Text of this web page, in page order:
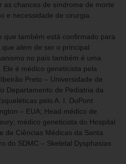
as chances de síndrome de morte
e necessidade de cirurgia.
que também está confirmado para
além de ser o principal
no país também é uma
é médico geneticista pela
Preto – Universidade de
Departamento de Pediatria da
pelo A. I. DuPont
– EUA; Head médico de
médico geneticista do Hospital
de Ciências Médicas da Santa
do SDMC – Skeletal Dysphasias